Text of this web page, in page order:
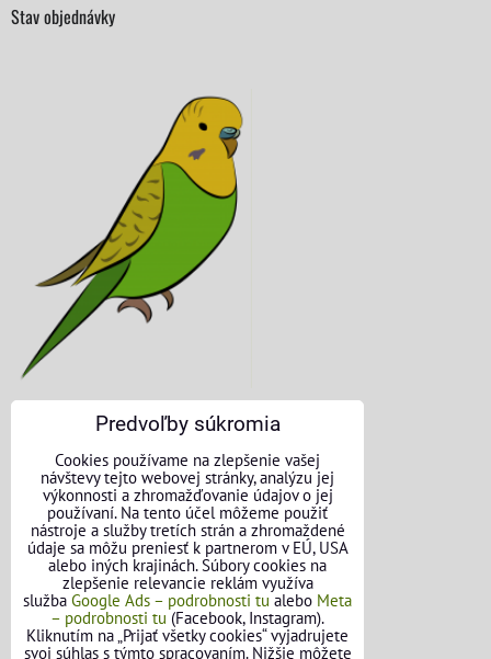
Stav objednávky
KONTAKTNÉ ÚDAJE
O nás
Kontakt
Požičovňa náradia
Názory našich zákazníkov
Predvoľby súkromia
Cookies používame na zlepšenie vašej
návštevy tejto webovej stránky, analýzu jej
výkonnosti a zhromažďovanie údajov o jej
používaní. Na tento účel môžeme použiť
nástroje a služby tretích strán a zhromaždené
údaje sa môžu preniesť k partnerom v EÚ, USA
alebo iných krajinách. Súbory cookies na
zlepšenie relevancie reklám využíva
služba Google Ads – podrobnosti tu alebo Meta
– podrobnosti tu (Facebook, Instagram).
Kliknutím na „Prijať všetky cookies“ vyjadrujete
svoj súhlas s týmto spracovaním. Nižšie môžete